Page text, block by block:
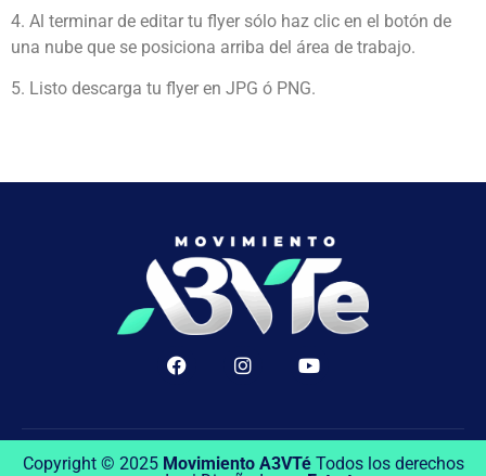
4. Al terminar de editar tu flyer sólo haz clic en el botón de
una nube que se posiciona arriba del área de trabajo.
5. Listo descarga tu flyer en JPG ó PNG.
Copyright © 2025 Movimiento A3VTéTodos los derechos